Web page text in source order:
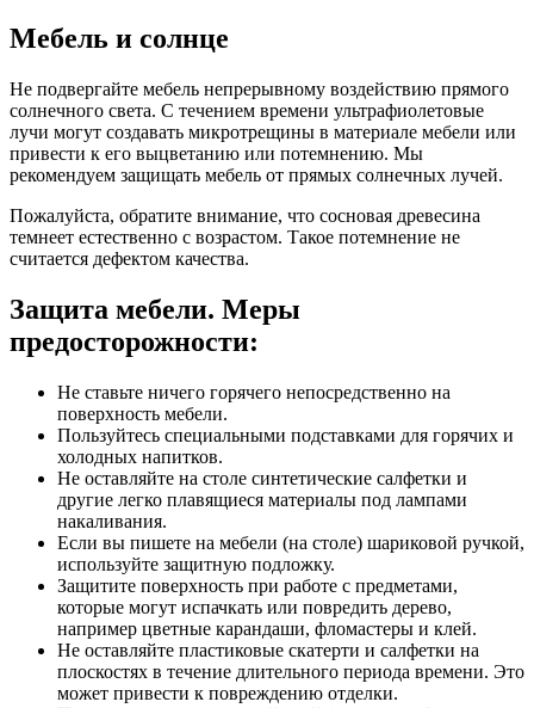
Мебель и солнце
Не подвергайте мебель непрерывному воздействию прямого
солнечного света. С течением времени ультрафиолетовые
лучи могут создавать микротрещины в материале мебели или
привести к его выцветанию или потемнению. Мы
рекомендуем защищать мебель от прямых солнечных лучей.
Пожалуйста, обратите внимание, что сосновая древесина
темнеет естественно с возрастом. Такое потемнение не
считается дефектом качества.
Защита мебели. Меры
предосторожности:
Не ставьте ничего горячего непосредственно на
поверхность мебели.
Пользуйтесь специальными подставками для горячих и
холодных напитков.
Не оставляйте на столе синтетические салфетки и
другие легко плавящиеся материалы под лампами
накаливания.
Если вы пишете на мебели (на столе) шариковой ручкой,
используйте защитную подложку.
Защитите поверхность при работе с предметами,
которые могут испачкать или повредить дерево,
например цветные карандаши, фломастеры и клей.
Не оставляйте пластиковые скатерти и салфетки на
плоскостях в течение длительного периода времени. Это
может привести к повреждению отделки.